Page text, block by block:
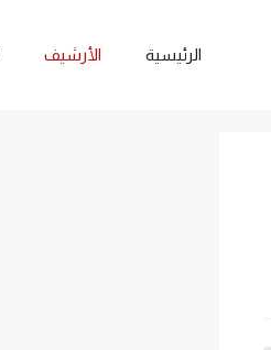
الرئيسية الأرشيف